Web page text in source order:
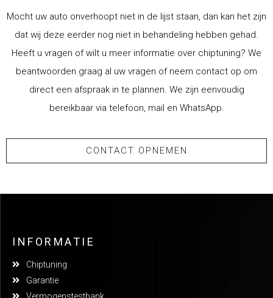
Mocht uw auto onverhoopt niet in de lijst staan, dan kan het zijn
dat wij deze eerder nog niet in behandeling hebben gehad.
Heeft u vragen of wilt u meer informatie over chiptuning? We
beantwoorden graag al uw vragen of neem contact op om
direct een afspraak in te plannen. We zijn eenvoudig
bereikbaar via telefoon, mail en WhatsApp.
CONTACT OPNEMEN
INFORMATIE
Chiptuning
Garantie
Vermogenstestbank